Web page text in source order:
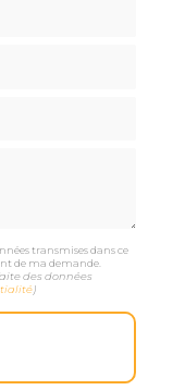
transmises dans ce
de ma demande.
des données
)